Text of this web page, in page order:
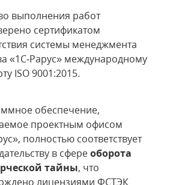
выполнения работ
сертификатом
системы менеджмента
«1С‑Рарус» международному
ISO 9001:2015.
обеспечение,
проектным офисом
полностью соответствует
в сфереоборота
тайны, что
лицензиями ФСТЭК